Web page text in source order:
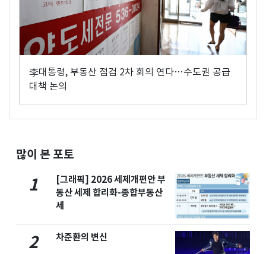
李대통령, 부동산 점검 2차 회의 연다…수도권 공급
대책 논의
많이 본 포토
1
[그래픽] 2026 세제개편안 부
동산 세제 합리화-종합부동산
세
2 차준환의 변신